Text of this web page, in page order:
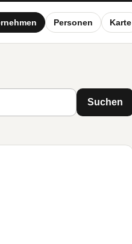
Personen Karte
Suchen